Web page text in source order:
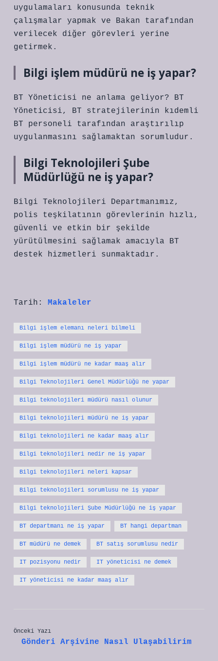
uygulamaları konusunda teknik
çalışmalar yapmak ve Bakan tarafından
verilecek diğer görevleri yerine
getirmek.
Bilgi işlem müdürü ne iş yapar?
BT Yöneticisi ne anlama geliyor? BT
Yöneticisi, BT stratejilerinin kıdemli
BT personeli tarafından araştırılıp
uygulanmasını sağlamaktan sorumludur.
Bilgi Teknolojileri Şube
Müdürlüğü ne iş yapar?
Bilgi Teknolojileri Departmanımız,
polis teşkilatının görevlerinin hızlı,
güvenli ve etkin bir şekilde
yürütülmesini sağlamak amacıyla BT
destek hizmetleri sunmaktadır.
Tarih: Makaleler
Bilgi işlem elemanı neleri bilmeli
Bilgi işlem müdürü ne iş yapar
Bilgi işlem müdürü ne kadar maaş alır
Bilgi Teknolojileri Genel Müdürlüğü ne yapar
Bilgi teknolojileri müdürü nasıl olunur
Bilgi teknolojileri müdürü ne iş yapar
Bilgi teknolojileri ne kadar maaş alır
Bilgi teknolojileri nedir ne iş yapar
Bilgi teknolojileri neleri kapsar
Bilgi teknolojileri sorumlusu ne iş yapar
Bilgi teknolojileri Şube Müdürlüğü ne iş yapar
BT departmanı ne iş yapar BT hangi departman
BT müdürü ne demek BT satış sorumlusu nedir
IT pozisyonu nedir IT yöneticisi ne demek
IT yöneticisi ne kadar maaş alır
Önceki Yazı
Gönderi Arşivine Nasıl Ulaşabilirim